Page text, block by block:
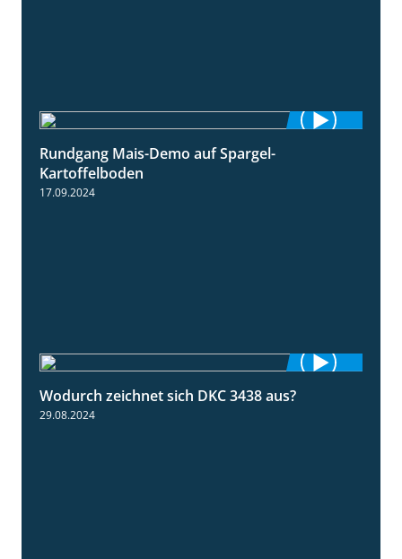
Rundgang Mais-Demo auf Spargel-
Kartoffelboden
17.09.2024
Wodurch zeichnet sich DKC 3438 aus?
29.08.2024